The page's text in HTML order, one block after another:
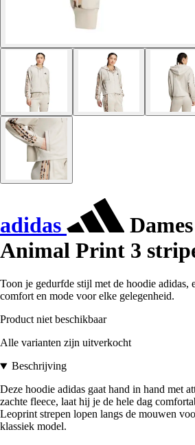
adidas
Animal Print 3
Toon je gedurfde stijl met de hoodie adidas,
comfort en mode voor elke gelegenheid.
Product niet beschikbaar
Alle varianten zijn uitverkocht
Beschrijving
Deze hoodie adidas gaat hand in hand met
zachte fleece, laat hij je de hele dag
Leoprint strepen lopen langs de mouwen
klassiek model.